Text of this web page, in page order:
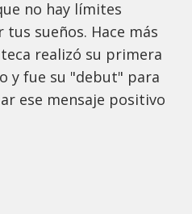
no hay límites
sueños. Hace más
realizó su primera
y fue su "debut" para
ese mensaje positivo